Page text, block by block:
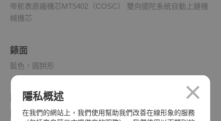
帝舵表原廠機芯MT5402（COSC） 雙向擺陀系統自動上鏈機
械機芯
錶面
藍色，圓拱形
防水深度
防水深達200米（660呎）
隱私概述
在我們的網站上，我們使用幫助我們改善在線形象的服務